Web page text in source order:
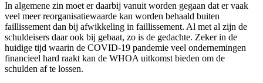
In algemene zin moet er daarbij vanuit worden gegaan dat er vaak
veel meer reorganisatiewaarde kan worden behaald buiten
faillissement dan bij afwikkeling in faillissement. Al met al zijn de
schuldeisers daar ook bij gebaat, zo is de gedachte. Zeker in de
huidige tijd waarin de COVID-19 pandemie veel ondernemingen
financieel hard raakt kan de WHOA uitkomst bieden om de
schulden af te lossen.